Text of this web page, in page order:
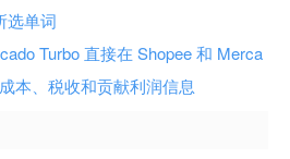
选单词
Turbo 直接在 Shopee 和 Merca
本、税收和贡献利润信息